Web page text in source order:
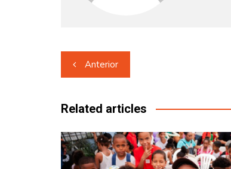
Navegación
de
entradas
Anterior
Related articles